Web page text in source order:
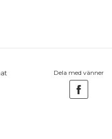
Dela med vänner